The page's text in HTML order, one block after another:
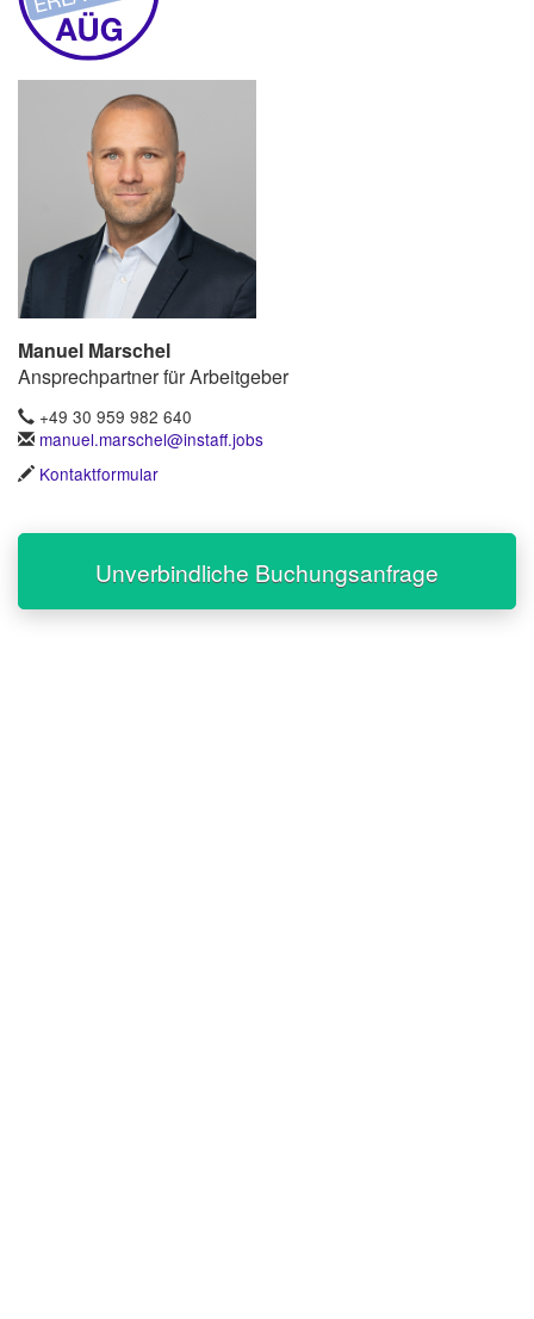
Manuel Marschel
Ansprechpartner für Arbeitgeber
+49 30 959 982 640
manuel.marschel@instaff.jobs
Kontaktformular
Unverbindliche Buchungsanfrage